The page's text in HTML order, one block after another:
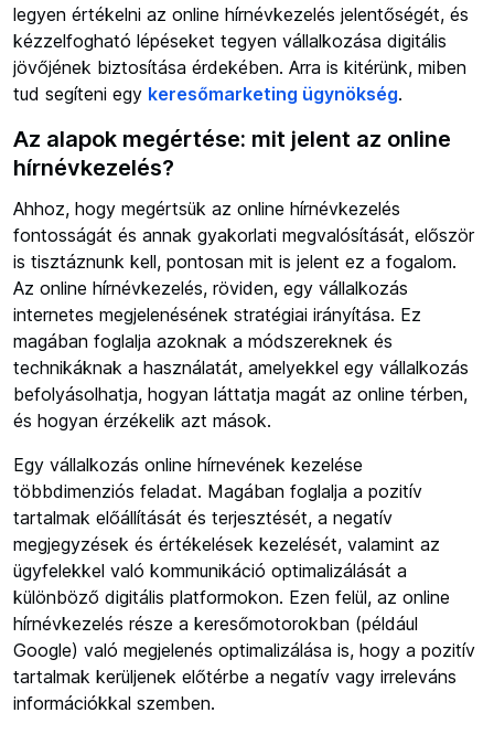
legyen értékelni az online hírnévkezelés jelentőségét, és
kézzelfogható lépéseket tegyen vállalkozása digitális
jövőjének biztosítása érdekében. Arra is kitérünk, miben
tud segíteni egy keresőmarketing ügynökség.
Az alapok megértése: mit jelent az online
hírnévkezelés?
Ahhoz, hogy megértsük az online hírnévkezelés
fontosságát és annak gyakorlati megvalósítását, először
is tisztáznunk kell, pontosan mit is jelent ez a fogalom.
Az online hírnévkezelés, röviden, egy vállalkozás
internetes megjelenésének stratégiai irányítása. Ez
magában foglalja azoknak a módszereknek és
technikáknak a használatát, amelyekkel egy vállalkozás
befolyásolhatja, hogyan láttatja magát az online térben,
és hogyan érzékelik azt mások.
Egy vállalkozás online hírnevének kezelése
többdimenziós feladat. Magában foglalja a pozitív
tartalmak előállítását és terjesztését, a negatív
megjegyzések és értékelések kezelését, valamint az
ügyfelekkel való kommunikáció optimalizálását a
különböző digitális platformokon. Ezen felül, az online
hírnévkezelés része a keresőmotorokban (például
Google) való megjelenés optimalizálása is, hogy a pozitív
tartalmak kerüljenek előtérbe a negatív vagy irreleváns
információkkal szemben.